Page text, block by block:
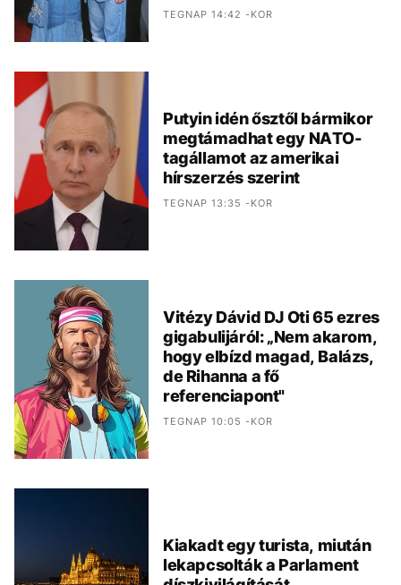
TEGNAP 14:42 -KOR
Putyin idén ősztől bármikor
megtámadhat egy NATO-
tagállamot az amerikai
hírszerzés szerint
TEGNAP 13:35 -KOR
Vitézy Dávid DJ Oti 65 ezres
gigabulijáról: „Nem akarom,
hogy elbízd magad, Balázs,
de Rihanna a fő
referenciapont"
TEGNAP 10:05 -KOR
Kiakadt egy turista, miután
lekapcsolták a Parlament